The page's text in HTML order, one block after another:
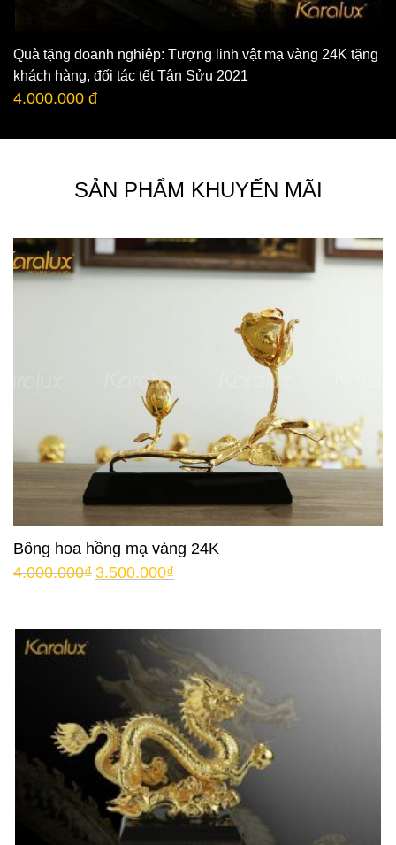
Quà tặng doanh nghiệp: Tượng linh vật mạ vàng 24K tặng
khách hàng, đối tác tết Tân Sửu 2021
4.000.000 đ
SẢN PHẨM KHUYẾN MÃI
Bông hoa hồng mạ vàng 24K
4.000.000₫ 3.500.000₫